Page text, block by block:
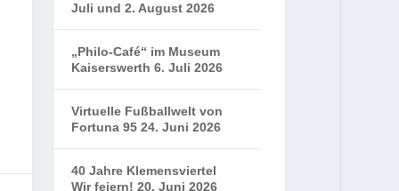
Juli und 2. August 2026
„Philo-Café“ im Museum
Kaiserswerth 6. Juli 2026
Virtuelle Fußballwelt von
Fortuna 95 24. Juni 2026
40 Jahre Klemensviertel
Wir feiern! 20. Juni 2026